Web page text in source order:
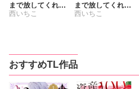
まで放してくれな
い～エッチで甘い
典付き】6
西いちこ
まで放してくれな
い～エッチで甘い
典付き】5
西いちこ
おすすめTL作品